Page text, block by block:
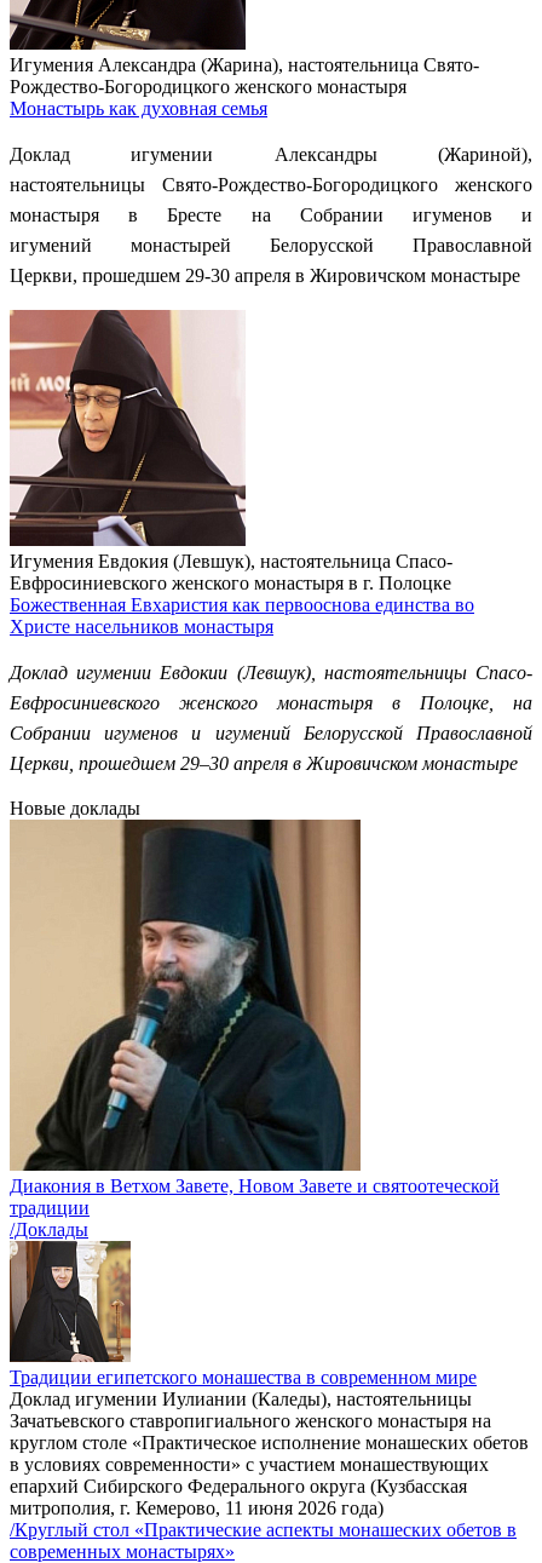
Игумения Александра (Жарина), настоятельница Свято-
Рождество-Богородицкого женского монастыря
Монастырь как духовная семья
Докладигумении Александры(Жариной),
настоятельницы Свято-Рождество-Богородицкого женского
монастыря в Бресте на Собрании игуменов и
игумений монастырей Белорусской Православной
Церкви, прошедшем 29-30 апреля в Жировичском монастыре
Игумения Евдокия (Левшук), настоятельница Спасо-
Евфросиниевского женского монастыря в г. Полоцке
Божественная Евхаристия как первооснова единства во
Христе насельников монастыря
Доклад игумении Евдокии (Левшук), настоятельницы Спасо-
Евфросиниевского женского монастыря в Полоцке, на
Собрании игуменов и игумений Белорусской Православной
Церкви, прошедшем 29–30 апреля в Жировичском монастыре
Новые доклады
Диакония в Ветхом Завете, Новом Завете и святоотеческой
традиции
/Доклады
Традиции египетского монашества в современном мире
Доклад игумении Иулиании (Каледы), настоятельницы
Зачатьевского ставропигиального женского монастыря на
круглом столе «Практическое исполнение монашеских обетов
в условиях современности» с участием монашествующих
епархий Сибирского Федерального округа (Кузбасская
митрополия, г. Кемерово, 11 июня 2026 года)
/Круглый стол «Практические аспекты монашеских обетов в
современных монастырях»